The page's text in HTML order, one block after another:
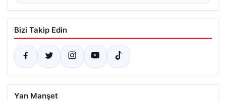
Bizi Takip Edin
Yan Manşet